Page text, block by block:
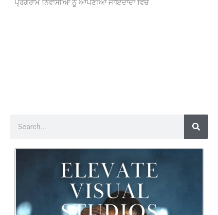
ਪ੍ਰੋਗਰਾਮ ਨਿਵਾਸੀਆਂ ਨੂੰ ਆਪਣੀਆਂ ਜਾਇਦਾਦਾਂ ਵਿੱਚ